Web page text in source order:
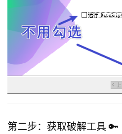
第二步：获取破解工具 🔑